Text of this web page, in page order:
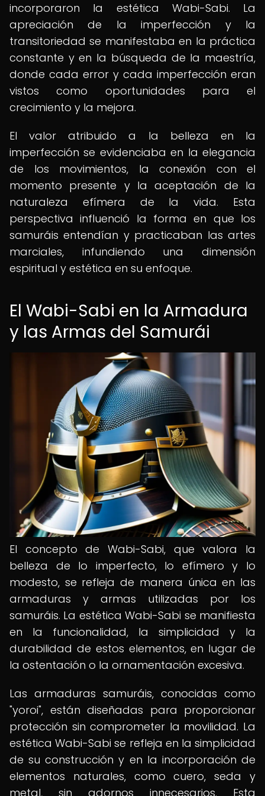
incorporaron la estética Wabi-Sabi. La
apreciación de la imperfección y la
transitoriedad se manifestaba en la práctica
constante y en la búsqueda de la maestría,
donde cada error y cada imperfección eran
vistos como oportunidades para el
crecimiento y la mejora.
El valor atribuido a la belleza en la
imperfección se evidenciaba en la elegancia
de los movimientos, la conexión con el
momento presente y la aceptación de la
naturaleza efímera de la vida. Esta
perspectiva influenció la forma en que los
samuráis entendían y practicaban las artes
marciales, infundiendo una dimensión
espiritual y estética en su enfoque.
El Wabi-Sabi en la Armadura
y las Armas del Samurái
El concepto de Wabi-Sabi, que valora la
belleza de lo imperfecto, lo efímero y lo
modesto, se refleja de manera única en las
armaduras y armas utilizadas por los
samuráis. La estética Wabi-Sabi se manifiesta
en la funcionalidad, la simplicidad y la
durabilidad de estos elementos, en lugar de
la ostentación o la ornamentación excesiva.
Las armaduras samuráis, conocidas como
"yoroi", están diseñadas para proporcionar
protección sin comprometer la movilidad. La
estética Wabi-Sabi se refleja en la simplicidad
de su construcción y en la incorporación de
elementos naturales, como cuero, seda y
metal, sin adornos innecesarios. Esta